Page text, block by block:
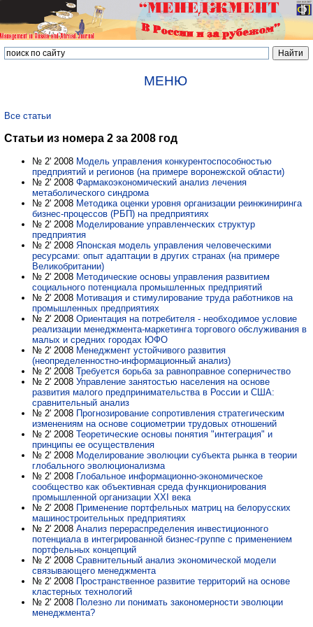
МЕНЮ
Все статьи
Статьи из номера 2 за 2008 год
№ 2' 2008 Модель управления конкурентоспособностью
предприятий и регионов (на примере воронежской области)
№ 2' 2008 Фармакоэкономический анализ лечения
метаболического синдрома
№ 2' 2008 Методика оценки уровня организации реинжиниринга
бизнес-процессов (РБП) на предприятиях
№ 2' 2008 Моделирование управленческих структур
предприятия
№ 2' 2008 Японская модель управления человеческими
ресурсами: опыт адаптации в других странах (на примере
Великобритании)
№ 2' 2008 Методические основы управления развитием
социального потенциала промышленных предприятий
№ 2' 2008 Мотивация и стимулирование труда работников на
промышленных предприятиях
№ 2' 2008 Ориентация на потребителя - необходимое условие
реализации менеджмента-маркетинга торгового обслуживания в
малых и средних городах ЮФО
№ 2' 2008 Менеджмент устойчивого развития
(неопределенностно-информационный анализ)
№ 2' 2008 Требуется борьба за равноправное соперничество
№ 2' 2008 Управление занятостью населения на основе
развития малого предпринимательства в России и США:
сравнительный анализ
№ 2' 2008 Прогнозирование сопротивления стратегическим
изменениям на основе социометрии трудовых отношений
№ 2' 2008 Теоретические основы понятия "интеграция" и
принципы ее осуществления
№ 2' 2008 Моделирование эволюции субъекта рынка в теории
глобального эволюционализма
№ 2' 2008 Глобальное информационно-экономическое
сообщество как объективная среда функционирования
промышленной организации XXI века
№ 2' 2008 Применение портфельных матриц на белорусских
машиностроительных предприятиях
№ 2' 2008 Анализ перераспределения инвестиционного
потенциала в интегрированной бизнес-группе с применением
портфельных концепций
№ 2' 2008 Сравнительный анализ экономической модели
связывающего менеджмента
№ 2' 2008 Пространственное развитие территорий на основе
кластерных технологий
№ 2' 2008 Полезно ли понимать закономерности эволюции
менеджмента?